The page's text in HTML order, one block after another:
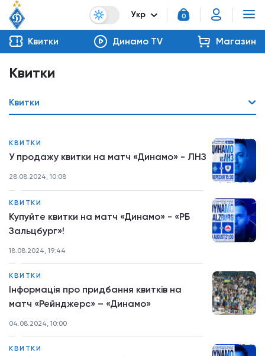
Укр 0
Квитки Динамо TV Магазин
Квитки
Квитки
КВИТКИ
У продажу квитки на матч «Динамо» - ЛНЗ
28.08.2024, 10:08
КВИТКИ
Купуйте квитки на матч «Динамо» - «РБ
Зальцбург»!
18.08.2024, 19:44
КВИТКИ
Інформація про придбання квитків на
матч «Рейнджерс» – «Динамо»
04.08.2024, 10:00
КВИТКИ